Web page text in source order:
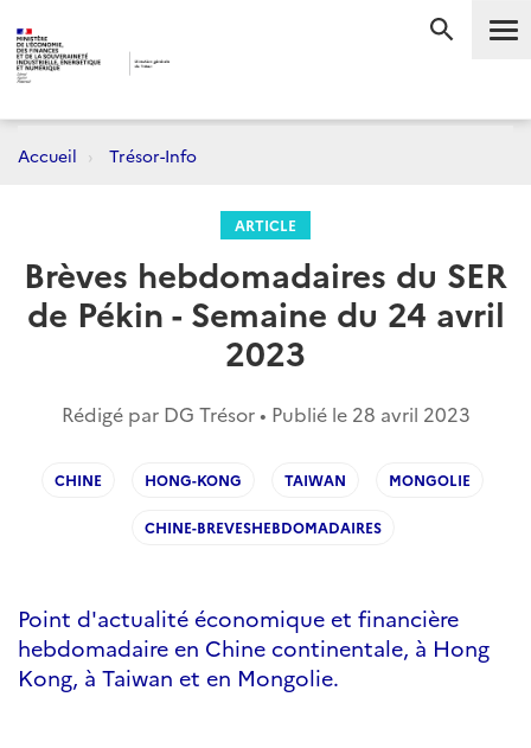
Accueil Trésor-Info
ARTICLE
Brèves hebdomadaires du SER
de Pékin - Semaine du 24 avril
2023
Rédigé par DG Trésor • Publié le 28 avril 2023
CHINE HONG-KONG TAIWAN MONGOLIE
CHINE-BREVESHEBDOMADAIRES
Point d'actualité économique et financière
hebdomadaire en Chine continentale, à Hong
Kong, à Taiwan et en Mongolie.